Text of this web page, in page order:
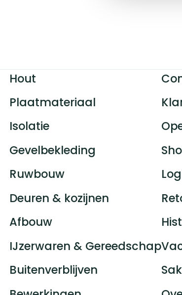
Hout
Plaatmateriaal
Isolatie
Gevelbekleding
Ruwbouw
Deuren & kozijnen
Afbouw
IJzerwaren & Gereedschap
Buitenverblijven